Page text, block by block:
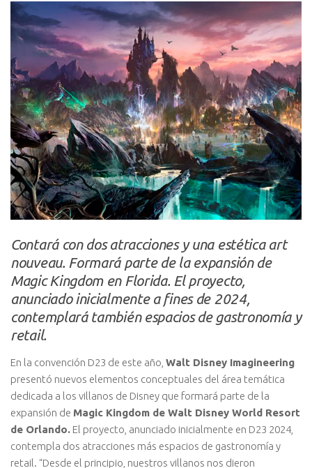
Contará con dos atracciones y una estética art
nouveau. Formará parte de la expansión de
Magic Kingdom en Florida. El proyecto,
anunciado inicialmente a fines de 2024,
contemplará también espacios de gastronomía y
retail.
En la convención D23 de este año, Walt Disney Imagineering
presentó nuevos elementos conceptuales del área temática
dedicada a los villanos de Disney que formará parte de la
expansión de Magic Kingdom de Walt Disney World Resort
de Orlando. El proyecto, anunciado inicialmente en D23 2024,
contempla dos atracciones más espacios de gastronomía y
retail. “Desde el principio, nuestros villanos nos dieron